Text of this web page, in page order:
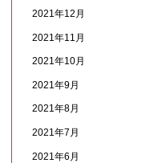
2021年12月
2021年11月
2021年10月
2021年9月
2021年8月
2021年7月
2021年6月